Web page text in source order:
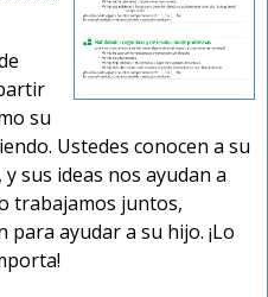
su
Ustedes conocen a su
sus ideas nos ayudan a
trabajamos juntos,
ayudar a su hijo. ¡Lo